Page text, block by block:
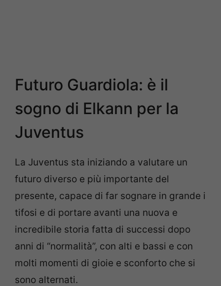
Futuro Guardiola: è il
sogno di Elkann per la
Juventus
La Juventus sta iniziando a valutare un
futuro diverso e più importante del
presente, capace di far sognare in grande i
tifosi e di portare avanti una nuova e
incredibile storia fatta di successi dopo
anni di “normalità”, con alti e bassi e con
molti momenti di gioie e sconforto che si
sono alternati.